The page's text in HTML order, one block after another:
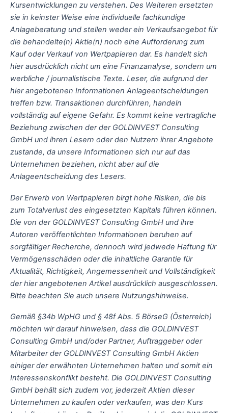
Kursentwicklungen zu verstehen. Des Weiteren ersetzten
sie in keinster Weise eine individuelle fachkundige
Anlageberatung und stellen weder ein Verkaufsangebot für
die behandelte(n) Aktie(n) noch eine Aufforderung zum
Kauf oder Verkauf von Wertpapieren dar. Es handelt sich
hier ausdrücklich nicht um eine Finanzanalyse, sondern um
werbliche / journalistische Texte. Leser, die aufgrund der
hier angebotenen Informationen Anlageentscheidungen
treffen bzw. Transaktionen durchführen, handeln
vollständig auf eigene Gefahr. Es kommt keine vertragliche
Beziehung zwischen der der GOLDINVEST Consulting
GmbH und ihren Lesern oder den Nutzern ihrer Angebote
zustande, da unsere Informationen sich nur auf das
Unternehmen beziehen, nicht aber auf die
Anlageentscheidung des Lesers.
Der Erwerb von Wertpapieren birgt hohe Risiken, die bis
zum Totalverlust des eingesetzten Kapitals führen können.
Die von der GOLDINVEST Consulting GmbH und ihre
Autoren veröffentlichten Informationen beruhen auf
sorgfältiger Recherche, dennoch wird jedwede Haftung für
Vermögensschäden oder die inhaltliche Garantie für
Aktualität, Richtigkeit, Angemessenheit und Vollständigkeit
der hier angebotenen Artikel ausdrücklich ausgeschlossen.
Bitte beachten Sie auch unsere Nutzungshinweise.
Gemäß §34b WpHG und § 48f Abs. 5 BörseG (Österreich)
möchten wir darauf hinweisen, dass die GOLDINVEST
Consulting GmbH und/oder Partner, Auftraggeber oder
Mitarbeiter der GOLDINVEST Consulting GmbH Aktien
einiger der erwähnten Unternehmen halten und somit ein
Interessenskonflikt besteht. Die GOLDINVEST Consulting
GmbH behält sich zudem vor, jederzeit Aktien dieser
Unternehmen zu kaufen oder verkaufen, was den Kurs